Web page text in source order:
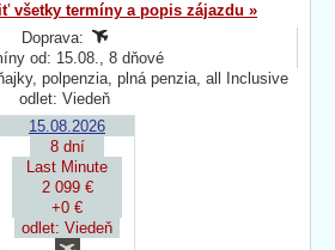
všetky termíny a popis zájazdu »
Doprava:
od: 15.08., 8 dňové
polpenzia, plná penzia, all Inclusive
odlet: Viedeň
15.08.2026
8 dní
Last Minute
2 099 €
+0 €
odlet: Viedeň